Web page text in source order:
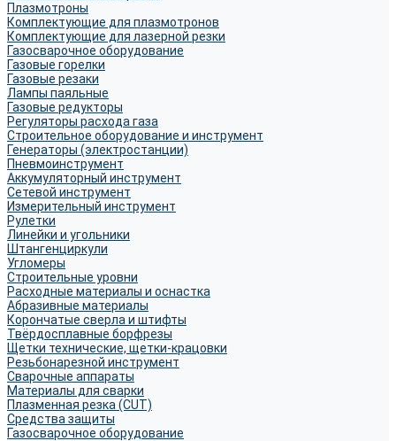
Плазмотроны
Комплектующие для плазмотронов
Комплектующие для лазерной резки
Газосварочное оборудование
Газовые горелки
Газовые резаки
Лампы паяльные
Газовые редукторы
Регуляторы расхода газа
Строительное оборудование и инструмент
Генераторы (электростанции)
Пневмоинструмент
Аккумуляторный инструмент
Сетевой инструмент
Измерительный инструмент
Рулетки
Линейки и угольники
Штангенциркули
Угломеры
Строительные уровни
Расходные материалы и оснастка
Абразивные материалы
Корончатые сверла и штифты
Твёрдосплавные борфрезы
Щетки технические, щетки-крацовки
Резьбонарезной инструмент
Сварочные аппараты
Материалы для сварки
Плазменная резка (CUT)
Средства защиты
Газосварочное оборудование